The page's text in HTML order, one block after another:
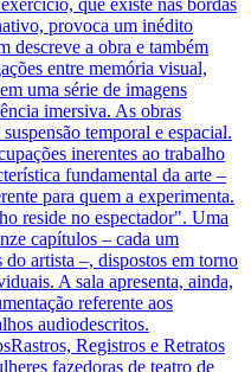
provoca um inédito
descreve a obra e também
entre memória visual,
uma série de imagens
imersiva. As obras
temporal e espacial.
inerentes ao trabalho
fundamental da arte –
para quem a experimenta.
reside no espectador". Uma
capítulos – cada um
artista –, dispostos em torno
A sala apresenta, ainda,
referente aos
audiodescritos.
Rastros, Registros e Retratos
fazedoras de teatro de